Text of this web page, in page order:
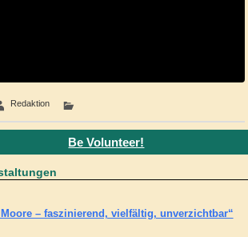
Redaktion
Be Volunteer!
– faszinierend, vielfältig, unverzichtbar“